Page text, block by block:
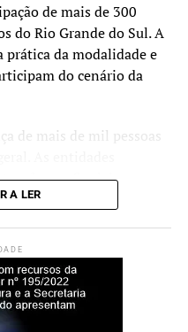
de mais de 300
do Rio Grande do Sul. A
prática da modalidade e
do cenário da
de mais de mil pessoas
ao final da
do campeonato faz parte
esportivo no
A LER